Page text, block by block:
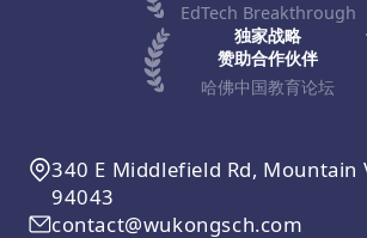
EdTech Breakthrough
独家战略
赞助合作伙伴
哈佛中国教育论坛
340 E Middlefield Rd, Mountain
94043
contact@wukongsch.com